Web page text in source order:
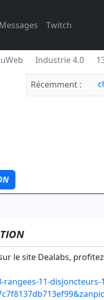
Messages Twitch
Industrie 4.0
Récemment :
le site Dealabs,
11-disjoncteurs-